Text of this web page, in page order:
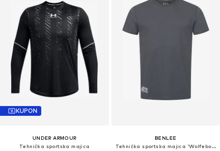
KUPON
UNDER ARMOUR
Tehnička sportska majica
BENLEE
Tehnička sportska majica 'Wolfeboro'